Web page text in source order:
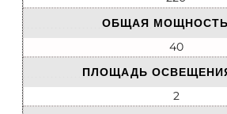
ОБЩАЯ
40
ПЛОЩАДЬ
2